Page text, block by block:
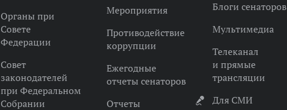
Органы при
Совете
Федерации
Совет
законодателей
при Федеральном
Собрании
Мероприятия
Противодействие
коррупции
Ежегодные
отчеты сенаторов
Отчеты
Блоги сенаторов
Мультимедиа
Телеканал
и прямые
трансляции
Для СМИ